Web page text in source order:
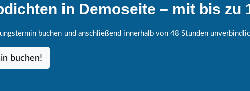
in Demoseite – mit bis zu
buchen und anschließend innerhalb von 48 Stunden
buchen!